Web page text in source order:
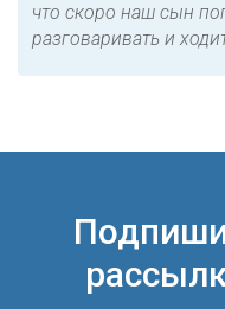
что скоро наш сын
разговаривать и